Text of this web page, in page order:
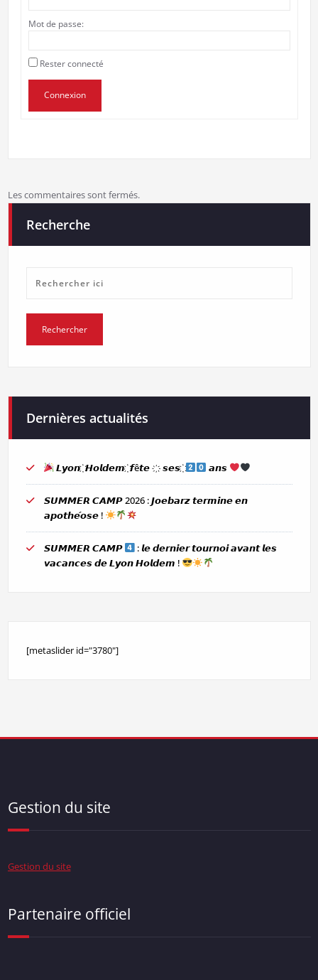
Mot de passe:
Rester connecté
Connexion
Les commentaires sont fermés.
Recherche
Dernières actualités
𝙇𝙮𝙤𝙣 ҉ 𝙃𝙤𝙡𝙙𝙚𝙢 ҉ 𝙛ê𝙩𝙚 ҉ 𝙨𝙚𝙨 ҉ 𝙖𝙣𝙨
𝙎𝙐𝙈𝙈𝙀𝙍 𝘾𝘼𝙈𝙋 2026 : 𝙅𝙤𝙚𝙗𝙖𝙧𝙯 𝙩𝙚𝙧𝙢𝙞𝙣𝙚 𝙚𝙣
𝙖𝙥𝙤𝙩𝙝𝙚́𝙤𝙨𝙚 !
𝙎𝙐𝙈𝙈𝙀𝙍 𝘾𝘼𝙈𝙋
: 𝙡𝙚 𝙙𝙚𝙧𝙣𝙞𝙚𝙧 𝙩𝙤𝙪𝙧𝙣𝙤𝙞 𝙖𝙫𝙖𝙣𝙩 𝙡𝙚𝙨
𝙫𝙖𝙘𝙖𝙣𝙘𝙚𝙨 𝙙𝙚 𝙇𝙮𝙤𝙣 𝙃𝙤𝙡𝙙𝙚𝙢 !
[metaslider id="3780"]
Gestion du site
Gestion du site
Partenaire officiel